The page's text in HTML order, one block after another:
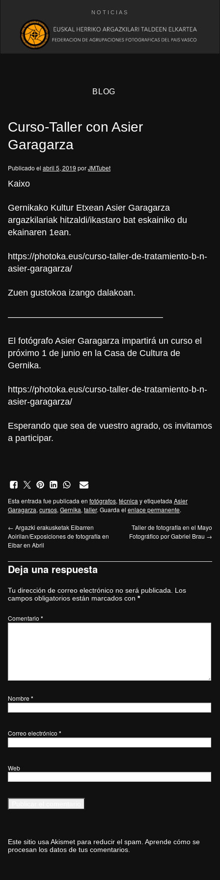
NOTICIAS
BLOG
Curso-Taller con Asier
Garagarza
Publicado el abril 5, 2019 porJMTubet
Kaixo
Gernikako Kultur Etxean Asier Garagarza
argazkilariak hitzaldi/ikastaro bat eskainiko du
ekainaren 1ean.
https://photoka.eus/curso-taller-de-tratamiento-b-n-
asier-garagarza/
Zuen gustokoa izango dalakoan.
—————————————————–
El fotógrafo Asier Garagarza impartirá un curso el
próximo 1 de junio en la Casa de Cultura de
Gernika.
https://photoka.eus/curso-taller-de-tratamiento-b-n-
asier-garagarza/
Esperando que sea de vuestro agrado, os invitamos
a participar.
Esta entrada fue publicada en fotógrafos, técnica y etiquetada Asier
Garagarza, cursos, Gernika, taller. Guarda el enlace permanente.
← Argazki erakusketak Eibarren
Aoirilan/Exposiciones de fotografía en
Eibar en Abril
Taller de fotografía en el Mayo
Fotográfico por Gabriel Brau →
Deja una respuesta
Tu dirección de correo electrónico no será publicada.
Los
campos obligatorios están marcados con *
Comentario *
Nombre *
Correo electrónico *
Web
Este sitio usa Akismet para reducir el spam. Aprende cómo se
procesan los datos de tus comentarios.